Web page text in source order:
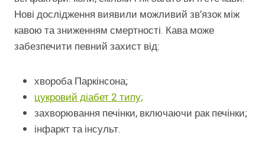
Нові дослідження виявили можливий зв’язок між
кавою та зниженням смертності. Кава може
забезпечити певний захист від:
хвороба Паркінсона;
цукровий діабет 2 типу;
захворювання печінки, включаючи рак печінки;
інфаркт та інсульт.